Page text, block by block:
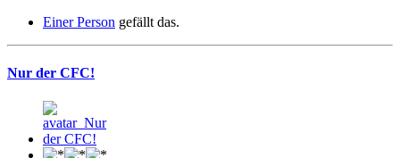
Einer Person gefällt das.
Nur der CFC!